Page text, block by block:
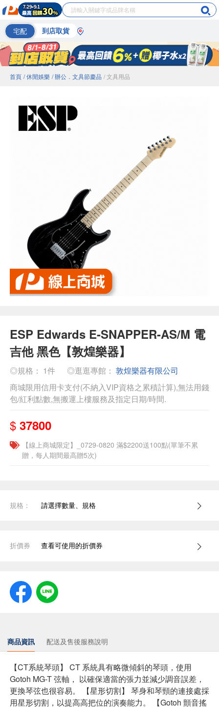
宅配 到店取貨
首頁 / 休閒娛樂 / 辦公．文具節慶品 / 文具用品
ESP Edwards E-SNAPPER-AS/M 電
吉他 黑色【敦煌樂器】
◎規格： 1件 ◎逛逛專館： 敦煌樂器有限公司
商城限用信用卡支付(不納入VIP資格之累積計算),無法用錢
包/紅利點數,無搬運上樓服務及指定日期/時間.
$ 37800
【線上商城限定】_0729-0820 滿$2200送100點(單筆不累
贈，每人期間最高贈5次)
規格： 請選擇數量、規格
折價券 查看可使用的折價券
商品資訊 配送及售後服務說明
【CT系統琴頭】 CT 系統具有略微傾斜的琴頭，使用
Gotoh MG-T 弦軸， 以確保適當的張力並減少調音誤差，
更換琴弦也很容易。 【星形切割】 琴身和琴頸的連接處採
用星形切割，以提高高把位的演奏能力。 【Gotoh 顫音搖